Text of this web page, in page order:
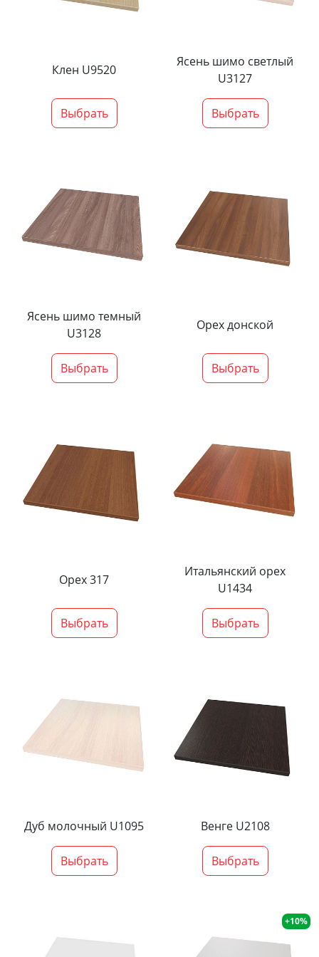
Клен U9520
Выбрать
Ясень шимо светлый
U3127
Выбрать
Ясень шимо темный
U3128
Выбрать
Орех донской
Выбрать
Орех 317
Выбрать
Итальянский орех
U1434
Выбрать
Дуб молочный U1095
Выбрать
Венге U2108
Выбрать
+10%